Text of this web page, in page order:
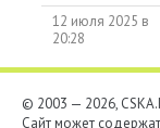
12 июля 2025 в
20:28
© 2003 — 2026,
Сайт может